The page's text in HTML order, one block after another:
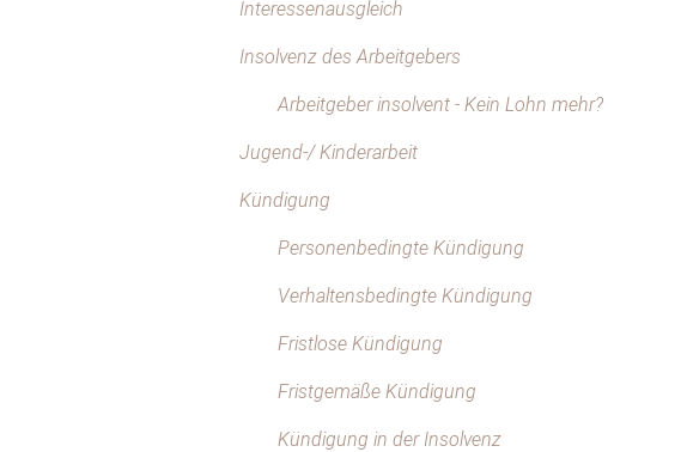
Interessenausgleich
Insolvenz des Arbeitgebers
Arbeitgeber insolvent - Kein Lohn mehr?
Jugend-/ Kinderarbeit
Kündigung
Personenbedingte Kündigung
Verhaltensbedingte Kündigung
Fristlose Kündigung
Fristgemäße Kündigung
Kündigung in der Insolvenz